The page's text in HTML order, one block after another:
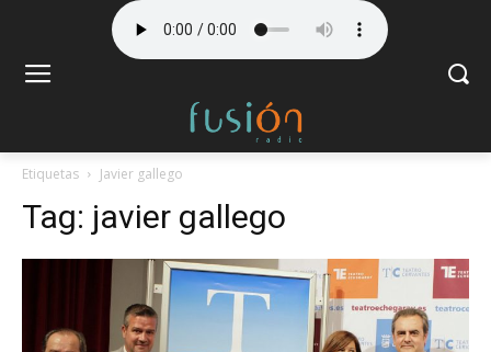
Etiquetas Javier gallego
Tag: javier gallego